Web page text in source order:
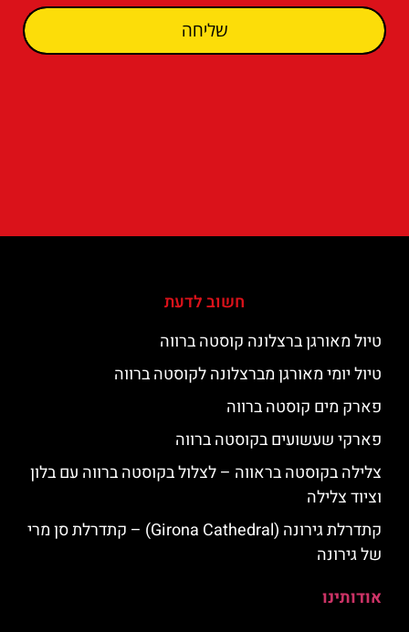
שליחה
חשוב לדעת
טיול מאורגן ברצלונה קוסטה ברווה
טיול יומי מאורגן מברצלונה לקוסטה ברווה
פארק מים קוסטה ברווה
פארקי שעשועים בקוסטה ברווה
צלילה בקוסטה בראווה – לצלול בקוסטה ברווה עם בלון
וציוד צלילה
קתדרלת גירונה (Girona Cathedral) – קתדרלת סן מרי
של גירונה
אודותינו